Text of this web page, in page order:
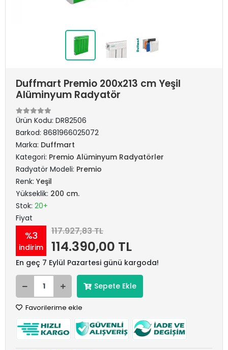
Duffmart Premio 200x213 cm Yeşil
Alüminyum Radyatör
Ürün Kodu: DR82506
Barkod: 8681966025072
Marka: Duffmart
Kategori: Premio Alüminyum Radyatörler
Radyatör Modeli: Premio
Renk: Yeşil
Yükseklik: 200 cm.
Stok: 20+
Fiyat
%3
indirim
117.927,83 TL
114.390,00 TL
En geç 7 Eylül Pazartesi günü kargoda!
Sepete Ekle
Favorilerime ekle